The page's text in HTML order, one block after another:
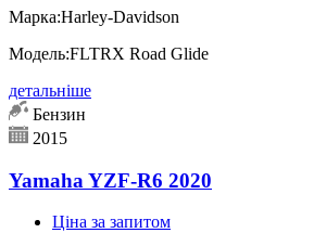
Марка:Harley-Davidson
Модель:FLTRX Road Glide
детальніше
Бензин
2015
Yamaha YZF-R6 2020
Ціна за запитом